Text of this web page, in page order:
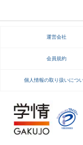
運営会社
会員規約
個人情報の取り扱いにつ